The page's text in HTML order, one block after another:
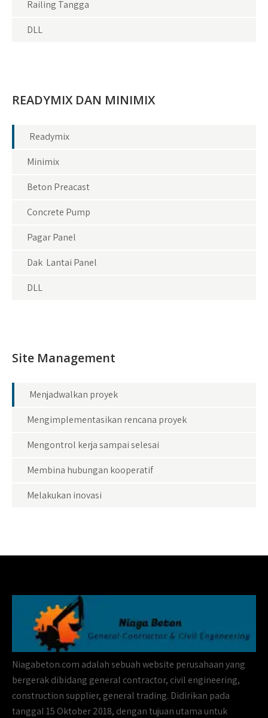
Railing Tangga
DLL
READYMIX DAN MINIMIX
Readymix
Minimix
Beton Preacast
Concrete Pump
Pagar Panel
Dak Lantai Panel
DLL
Site Management
Menjadwalkan proyek
Mengimplementasikan rencana proyek
Mengontrol kerja sampai selesai
Membina hubungan kooperatif
Melakukan inovasi
Niagabeton.com adalah sebuah website perusahaan yang
bergerak dibidang general contractor, civil engineering,
construction supplier, general trading. Didirikan pada
tanggal 15 Oktober 2018, dengan tujuan utama untuk